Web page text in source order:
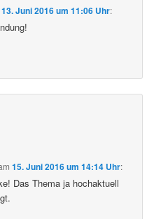
13. Juni 2016 um 11:06 Uhr:
15. Juni 2016 um 14:14 Uhr:
Das Thema ja hochaktuell